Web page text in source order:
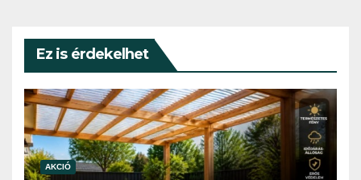
Ez is érdekelhet
AKCIÓ